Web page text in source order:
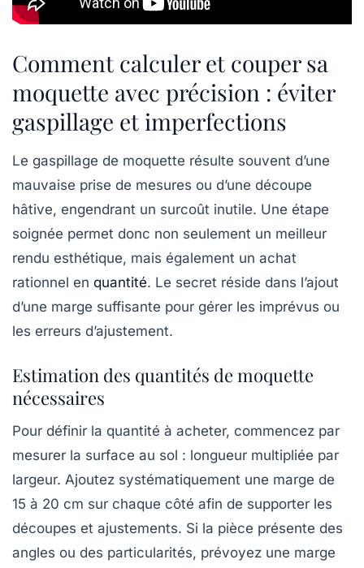
Comment calculer et couper sa
moquette avec précision : éviter
gaspillage et imperfections
Le gaspillage de moquette résulte souvent d’une
mauvaise prise de mesures ou d’une découpe
hâtive, engendrant un surcoût inutile. Une étape
soignée permet donc non seulement un meilleur
rendu esthétique, mais également un achat
rationnel en quantité. Le secret réside dans l’ajout
d’une marge suffisante pour gérer les imprévus ou
les erreurs d’ajustement.
Estimation des quantités de moquette
nécessaires
Pour définir la quantité à acheter, commencez par
mesurer la surface au sol : longueur multipliée par
largeur. Ajoutez systématiquement une marge de
15 à 20 cm sur chaque côté afin de supporter les
découpes et ajustements. Si la pièce présente des
angles ou des particularités, prévoyez une marge